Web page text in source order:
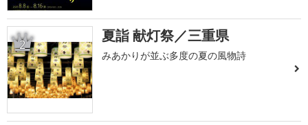
2 夏詣 献灯祭／三重県
みあかりが並ぶ多度の夏の風物詩